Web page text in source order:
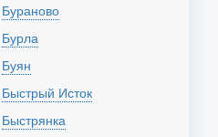
Бураново
Бурла
Буян
Быстрый Исток
Быстрянка